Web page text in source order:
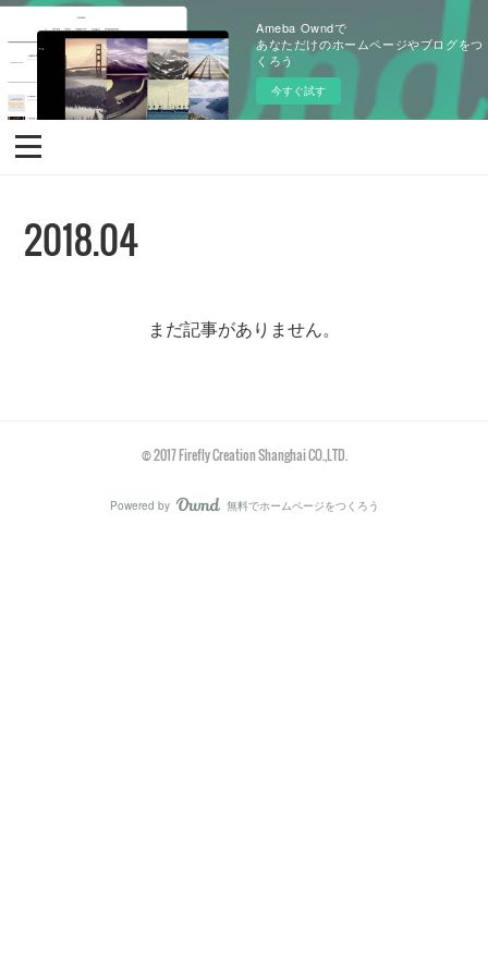
Ameba Owndで
あなただけのホームページやブログをつ
くろう
今すぐ試す
2018.04
まだ記事がありません。
© 2017 Firefly Creation Shanghai CO.,LTD.
Powered by AmebaOwnd
無料でホームページをつくろう